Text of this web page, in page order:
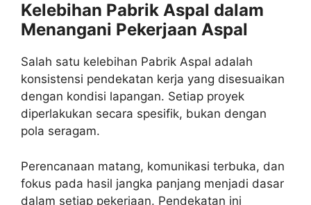
Kelebihan Pabrik Aspal dalam
Menangani Pekerjaan Aspal
Salah satu kelebihan Pabrik Aspal adalah
konsistensi pendekatan kerja yang disesuaikan
dengan kondisi lapangan. Setiap proyek
diperlakukan secara spesifik, bukan dengan
pola seragam.
Perencanaan matang, komunikasi terbuka, dan
fokus pada hasil jangka panjang menjadi dasar
dalam setiap pekerjaan. Pendekatan ini